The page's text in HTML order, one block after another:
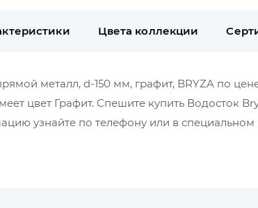
Цвета коллекции
металл, d-150 мм, графит, BRYZA по
цвет Графит. Спешите купить Водосток
узнайте по телефону или в специальном